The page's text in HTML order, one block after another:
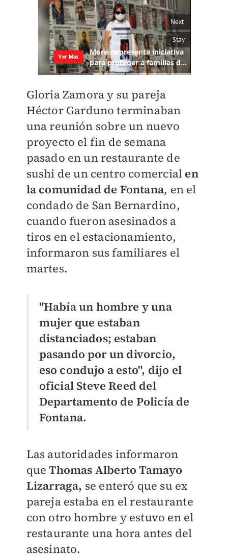
Gloria Zamora y su pareja
Héctor Garduno terminaban
una reunión sobre un nuevo
proyecto el fin de semana
pasado en un restaurante de
sushi de un centro comercial en
la comunidad de Fontana, en el
condado de San Bernardino,
cuando fueron asesinados a
tiros en el estacionamiento,
informaron sus familiares el
martes.
"Había un hombre y una
mujer que estaban
distanciados; estaban
pasando por un divorcio,
eso condujo a esto", dijo el
oficial Steve Reed del
Departamento de Policía de
Fontana.
Las autoridades informaron
que Thomas Alberto Tamayo
Lizarraga, se enteró que su ex
pareja estaba en el restaurante
con otro hombre y estuvo en el
restaurante una hora antes del
asesinato.